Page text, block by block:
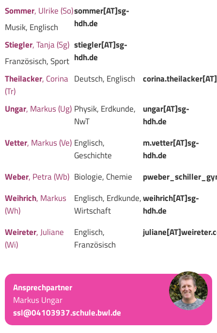
Sommer, Ulrike (So)
Musik, Englisch
sommer[AT]sg-
hdh.de
Stiegler, Tanja (Sg)
Französisch, Sport
stiegler[AT]sg-
hdh.de
Theilacker, Corina
(Tr)
Deutsch, Englisch
Ungar, Markus (Ug) Physik, Erdkunde,
NwT
ungar[AT]sg-
hdh.de
Vetter, Markus (Ve) Englisch,
Geschichte
m.vetter[AT]sg-
hdh.de
Weber, Petra (Wb) Biologie, Chemie
Weihrich, Markus
(Wh)
Englisch, Erdkunde,
Wirtschaft
weihrich[AT]sg-
hdh.de
Weireter, Juliane
(Wi)
Englisch,
Französisch
Ansprechpartner
Markus Ungar
ssl@04103937.schule.bwl.de